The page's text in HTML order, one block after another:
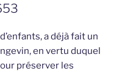
a déjà fait un
en vertu duquel
préserver les